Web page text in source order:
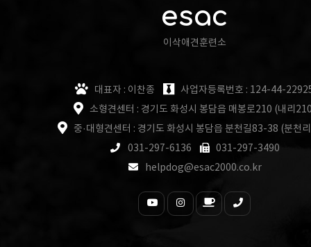
esac
이삭애견훈련소
대표자 : 이찬종
사업자등록번호 : 124-44-
소형견센터 : 경기도 화성시 봉담읍 매봉로210 (내리
중·대형견센터 : 경기도 화성시 봉담읍 분천길83-38 (분천
031-297-6136
031-297-3490
helpdog@esac2000.co.kr